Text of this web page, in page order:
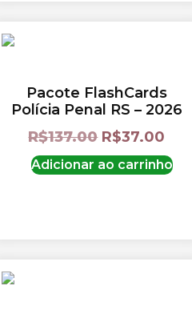
Pacote FlashCards
Polícia Penal RS – 2026
R$137.00 R$37.00
Adicionar ao carrinho